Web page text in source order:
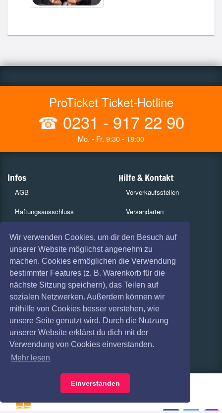
Wir verwenden Cookies, um dir den Besuch auf
unserer Website möglichst angenehm zu
machen. Cookies ermöglichen die Verwendung
bestimmter Features (z. B. Warenkorb für die
nächste Sitzung speichern), das Teilen auf
sozialen Netzwerken. Außerdem können wir
mithilfe von Cookies besser verstehen, wie
unsere Seite genutzt wird. Durch die Nutzung
unserer Website erklärst du dich mit der
Verwendung von Cookies einverstanden.
Mehr lesen
Einverstanden
ProTicket Ticket-Hotline
☎ 0231 - 917 22 90
Mo. - Fr. 9:30 - 18:00
Infos
AGB
Haftungsausschluss
Widerruf
Impressum
Absagen
Hilfe & Kontakt
Vorverkaufsstellen
Versandarten
FAQ
Services
Gutscheine
Geschäftskunden
Kartenrückgabe
Besucherregistrierung